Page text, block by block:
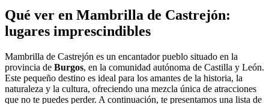
Qué ver en Mambrilla de Castrejón:
lugares imprescindibles
Mambrilla de Castrejón es un encantador pueblo situado en la
provincia de Burgos, en la comunidad autónoma de Castilla y León.
Este pequeño destino es ideal para los amantes de la historia, la
naturaleza y la cultura, ofreciendo una mezcla única de atracciones
que no te puedes perder. A continuación, te presentamos una lista de